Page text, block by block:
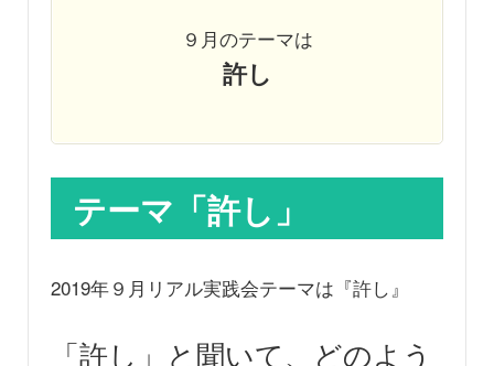
９月のテーマは
許し
テーマ「許し」
2019年９月リアル実践会テーマは『許し』
「許し」と聞いて、どのよう